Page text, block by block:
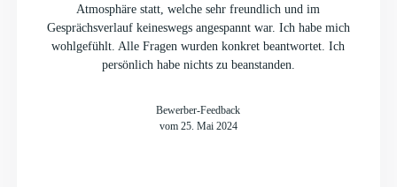
Atmosphäre statt, welche sehr freundlich und im
Gesprächsverlauf keineswegs angespannt war. Ich habe mich
wohlgefühlt. Alle Fragen wurden konkret beantwortet. Ich
persönlich habe nichts zu beanstanden.
Bewerber-Feedback
vom 25. Mai 2024